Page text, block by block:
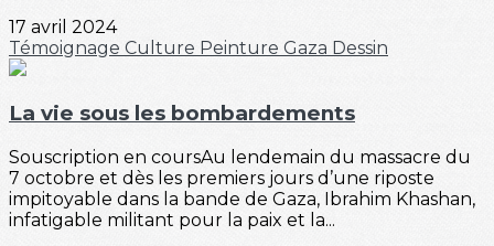
17 avril 2024
Témoignage Culture Peinture Gaza Dessin
La vie sous les bombardements
Souscription en coursAu lendemain du massacre du
7 octobre et dès les premiers jours d’une riposte
impitoyable dans la bande de Gaza, Ibrahim Khashan,
infatigable militant pour la paix et la...